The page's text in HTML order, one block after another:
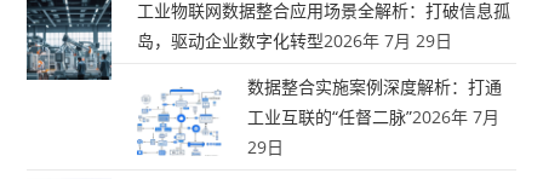
工业物联网数据整合应用场景全解析：打破信息孤
岛，驱动企业数字化转型2026年 7月 29日
数据整合实施案例深度解析：打通
工业互联的“任督二脉”2026年 7月
29日